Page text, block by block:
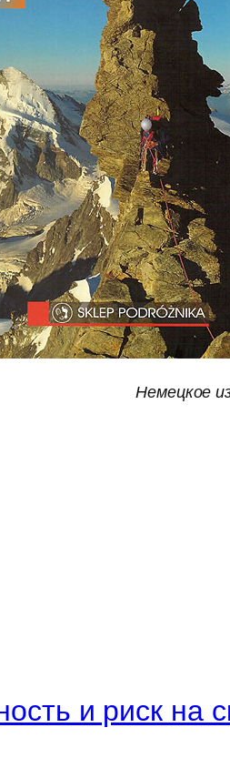
Немецкое
и риск на